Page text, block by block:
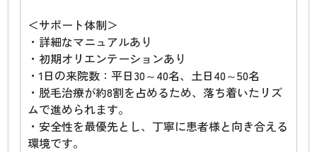
＜サポート体制＞
・詳細なマニュアルあり
・初期オリエンテーションあり
・1日の来院数：平日30～40名、土日40～50名
・脱毛治療が約8割を占めるため、落ち着いたリズ
ムで進められます。
・安全性を最優先とし、丁寧に患者様と向き合える
環境です。